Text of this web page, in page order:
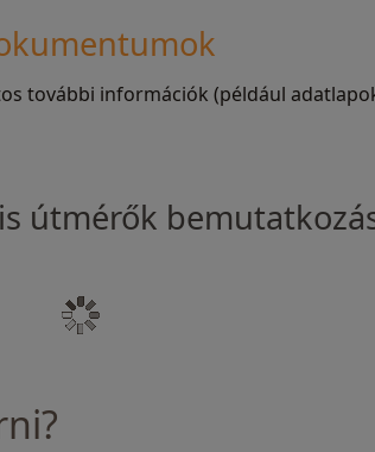
további információk (például
útmérők